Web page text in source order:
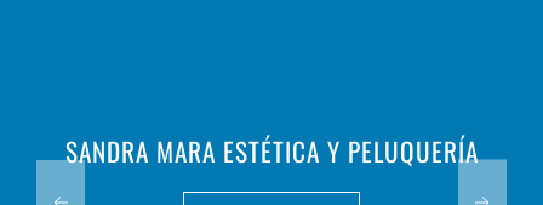
SANDRA MARA ESTÉTICA Y PELUQUERÍA